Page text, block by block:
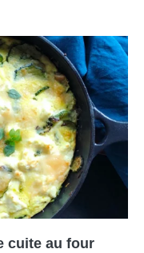
cuite au four